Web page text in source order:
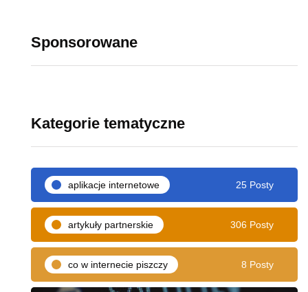
Sponsorowane
Kategorie tematyczne
aplikacje internetowe 25 Posty
artykuły partnerskie 306 Posty
co w internecie piszczy 8 Posty